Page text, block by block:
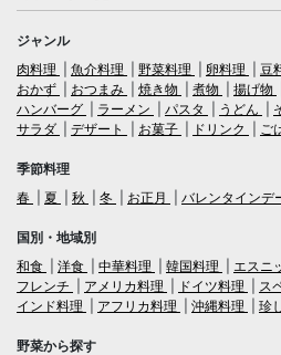
ジャンル
肉料理
魚介料理 野菜料理 卵料理 豆
おかず
おつまみ 焼き物 煮物 揚げ物
ハンバーグ
ラーメン パスタ うどん
サラダ
デザート お菓子 ドリンク ご
季節料理
春
夏 秋 冬 お正月 バレンタインデ
国別・地域別
和食
洋食 中華料理 韓国料理 エスニ
フレンチ
アメリカ料理 ドイツ料理 ス
インド料理
アフリカ料理 沖縄料理 珍
野菜から探す